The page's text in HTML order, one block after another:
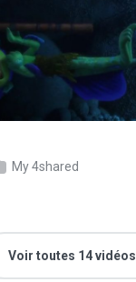
My 4shared
Voir toutes 14 vidéos